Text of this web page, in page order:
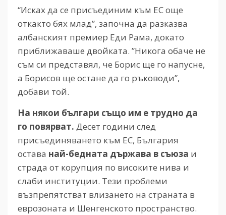
“Исках да се присъединим към ЕС още
откакто бях млад”, започна да разказва
албанският премиер Еди Рама, докато
приближаваше двойката. ”Никога обаче не
съм си представял, че Борис ще го напусне,
а Борисов ще остане да го ръководи”,
добави той.
На някои българи също им е трудно да
го повярват. Десет години след
присъединяването към ЕС, България
остава най-бедната държава в съюза и
страда от корупция по високите нива и
слаби институции. Тези проблеми
възпрепятстват влизането на страната в
еврозоната и Шенгенското пространство.